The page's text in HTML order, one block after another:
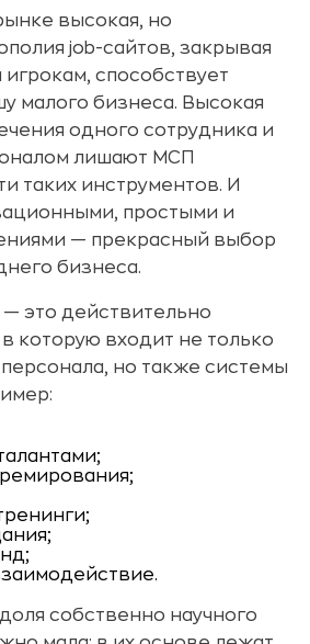
высокая, но
job-сайтов, закрывая
способствует
малого бизнеса. Высокая
одного сотрудника и
лишают МСП
таких инструментов. И
простыми и
— прекрасный выбор
бизнеса.
это действительно
которую входит не только
но также системы
собственно научного